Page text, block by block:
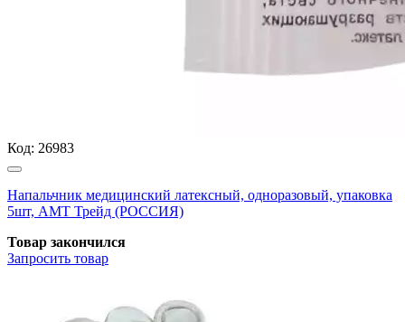
Код: 26983
Напальчник медицинский латексный, одноразовый, упаковка
5шт, АМТ Трейд (РОССИЯ)
Товар закончился
Запросить товар